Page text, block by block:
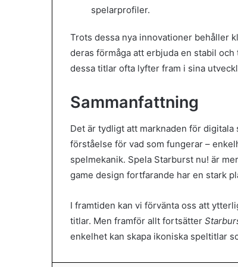
spelarprofiler.
Trots dessa nya innovationer behåller
deras förmåga att erbjuda en stabil
dessa titlar ofta lyfter fram i sina
Sammanfattning
Det är tydligt att marknaden för
förståelse för vad som fungerar –
spelmekanik. Spela Starburst nu! är
game design fortfarande har en stark
I framtiden kan vi förvänta oss att
titlar. Men framför allt fortsätter
enkelhet kan skapa ikoniska speltitlar